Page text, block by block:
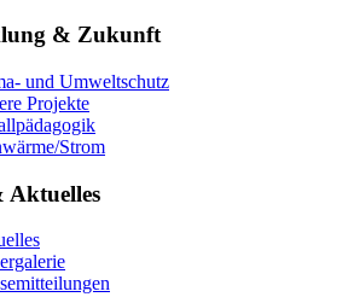
& Zukunft
und Umweltschutz
Projekte
Strom
Aktuelles